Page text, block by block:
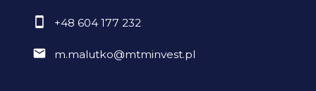
+48 604 177 232
m.malutko@mtminvest.pl